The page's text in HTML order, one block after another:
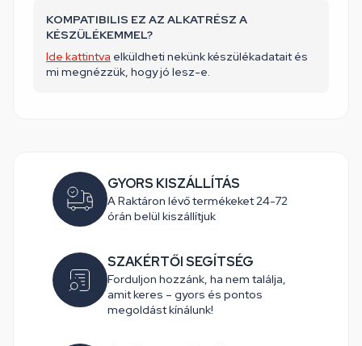
KOMPATIBILIS EZ AZ ALKATRÉSZ A
KÉSZÜLÉKEMMEL?
Ide kattintva elküldheti nekünk készülékadatait és
mi megnézzük, hogy jó lesz-e.
GYORS KISZÁLLÍTÁS
A Raktáron lévő termékeket 24-72
órán belül kiszállítjuk
SZAKÉRTŐI SEGÍTSÉG
Forduljon hozzánk, ha nem találja,
amit keres – gyors és pontos
megoldást kínálunk!